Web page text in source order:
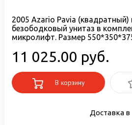
2005 Azario Pavia (квадратный)
безободковый унитаз в
микролифт. Размер
11 025.00 руб.
В корзину
Доставка в